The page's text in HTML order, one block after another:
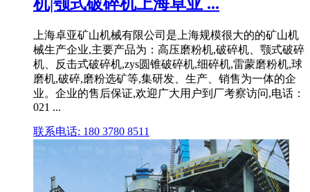
上海卓亚矿山机械有限公司是上海规模很大的的矿山机
械生产企业,主要产品为：高压磨粉机,破碎机、颚式破碎
机、反击式破碎机,zys圆锥破碎机,细碎机,雷蒙磨粉机,球
磨机,破碎,磨粉选矿等,集研发、生产、销售为一体的企
业。企业的售后保证,欢迎广大用户到厂考察访问,电话：
021 ...
联系电话: 180 3780 8511